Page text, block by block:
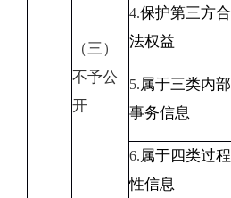
（三）
不予公
开
4.保护第三方合
法权益
5.属于三类内部
事务信息
6.属于四类过程
性信息